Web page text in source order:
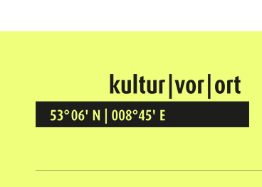
Kultur Vor Ort
BREMEN GRÖPELINGEN